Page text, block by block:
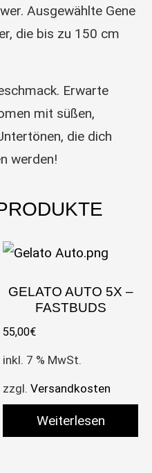
Ausgewählte Gene
die bis zu 150 cm
Erwarte
mit süßen,
die dich
werden!
GELATO AUTO 5X –
FASTBUDS
55,00€
inkl. 7 % MwSt.
zzgl.Versandkosten
Weiterlesen